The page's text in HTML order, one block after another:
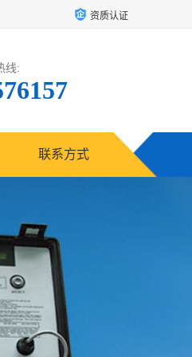
资质认证
线:
联系方式